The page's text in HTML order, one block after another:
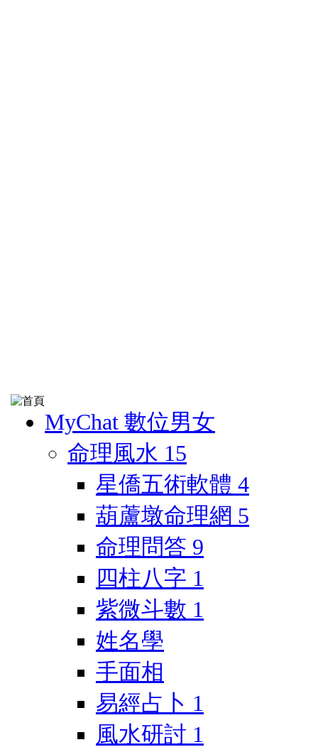
MyChat 數位男女
命理風水 15
星僑五術軟體 4
葫蘆墩命理網 5
命理問答 9
四柱八字 1
紫微斗數 1
姓名學
手面相
易經占卜 1
風水研討 1